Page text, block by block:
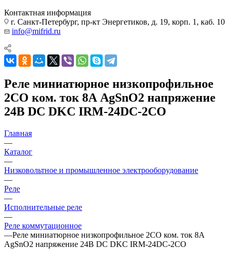
Контактная информация
г. Санкт-Петербург, пр-кт Энергетиков, д. 19, корп. 1, каб. 10
info@mifrid.ru
Реле миниатюрное низкопрофильное
2CO ком. ток 8А AgSnO2 напряжение
24В DC DKC IRM-24DC-2CO
Главная
—
Каталог
—
Низковольтное и промышленное электрооборудование
—
Реле
—
Исполнительные реле
—
Реле коммутационное
—Реле миниатюрное низкопрофильное 2CO ком. ток 8А
AgSnO2 напряжение 24В DC DKC IRM-24DC-2CO